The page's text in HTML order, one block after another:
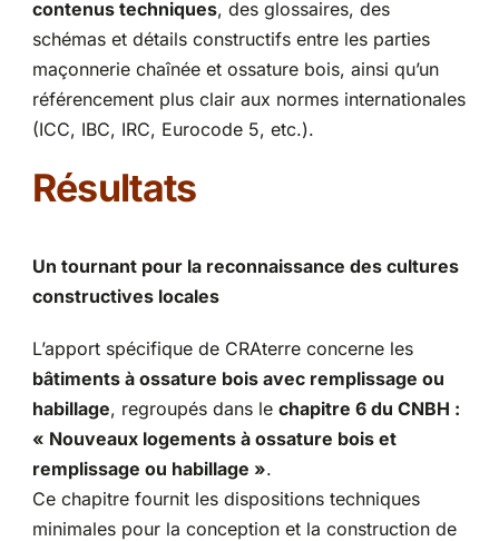
contenus techniques, des glossaires, des
schémas et détails constructifs entre les parties
maçonnerie chaînée et ossature bois, ainsi qu’un
référencement plus clair aux normes internationales
(ICC, IBC, IRC, Eurocode 5, etc.).
Résultats
Un tournant pour la reconnaissance des cultures
constructives locales
L’apport spécifique de CRAterre concerne les
bâtiments à ossature bois avec remplissage ou
habillage, regroupés dans le chapitre 6 du CNBH :
« Nouveaux logements à ossature bois et
remplissage ou habillage ».
Ce chapitre fournit les dispositions techniques
minimales pour la conception et la construction de